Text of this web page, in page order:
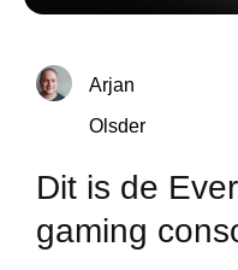
Arjan
Olsder
Dit is de
gaming